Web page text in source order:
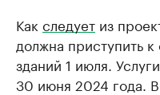
Как следует из
должна приступить
зданий 1 июля.
30 июня 2024 года.